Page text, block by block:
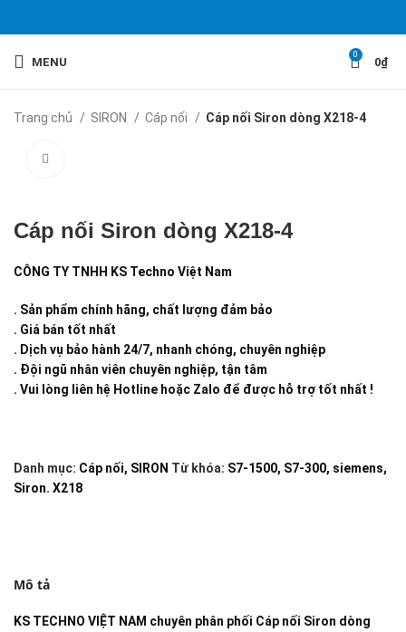
MENU
0
0₫
Trang chủ SIRON Cáp nối Cáp nối Siron dòng X218-4
Cáp nối Siron dòng X218-4
CÔNG TY TNHH KS Techno Việt Nam
. Sản phẩm chính hãng, chất lượng đảm bảo
. Giá bán tốt nhất
. Dịch vụ bảo hành 24/7, nhanh chóng, chuyên nghiệp
. Đội ngũ nhân viên chuyên nghiệp, tận tâm
. Vui lòng liên hệ Hotline hoặc Zalo để được hỗ trợ tốt nhất !
Danh mục: Cáp nối, SIRON Từ khóa: S7-1500, S7-300, siemens,
Siron. X218
Mô tả
KS TECHNO VIỆT NAM chuyên phân phối Cáp nối Siron dòng